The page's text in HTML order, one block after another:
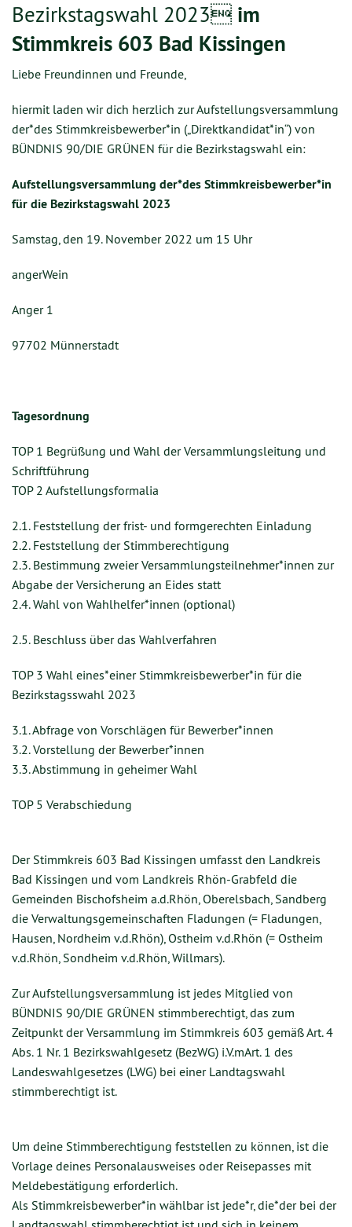
Bezirkstagswahl 2023 im
Stimmkreis 603 Bad Kissingen
Liebe Freundinnen und Freunde,
hiermit laden wir dich herzlich zur Aufstellungsversammlung
der*des Stimmkreisbewerber*in („Direktkandidat*in“) von
BÜNDNIS 90/DIE GRÜNEN für die Bezirkstagswahl ein:
Aufstellungsversammlung der*des Stimmkreisbewerber*in
für die Bezirkstagswahl 2023
Samstag, den 19. November 2022 um 15 Uhr
angerWein
Anger 1
97702 Münnerstadt
Tagesordnung
TOP 1 Begrüßung und Wahl der Versammlungsleitung und
Schriftführung
TOP 2 Aufstellungsformalia
2.1. Feststellung der frist- und formgerechten Einladung
2.2. Feststellung der Stimmberechtigung
2.3. Bestimmung zweier Versammlungsteilnehmer*innen zur
Abgabe der Versicherung an Eides statt
2.4. Wahl von Wahlhelfer*innen (optional)
2.5. Beschluss über das Wahlverfahren
TOP 3 Wahl eines*einer Stimmkreisbewerber*in für die
Bezirkstagsswahl 2023
3.1. Abfrage von Vorschlägen für Bewerber*innen
3.2. Vorstellung der Bewerber*innen
3.3. Abstimmung in geheimer Wahl
TOP 5 Verabschiedung
Der Stimmkreis 603 Bad Kissingen umfasst den Landkreis
Bad Kissingen und vom Landkreis Rhön-Grabfeld die
Gemeinden Bischofsheim a.d.Rhön, Oberelsbach, Sandberg
die Verwaltungsgemeinschaften Fladungen (= Fladungen,
Hausen, Nordheim v.d.Rhön), Ostheim v.d.Rhön (= Ostheim
v.d.Rhön, Sondheim v.d.Rhön, Willmars).
Zur Aufstellungsversammlung ist jedes Mitglied von
BÜNDNIS 90/DIE GRÜNEN stimmberechtigt, das zum
Zeitpunkt der Versammlung im Stimmkreis 603 gemäß Art. 4
Abs. 1 Nr. 1 Bezirkswahlgesetz (BezWG) i.V.mArt. 1 des
Landeswahlgesetzes (LWG) bei einer Landtagswahl
stimmberechtigt ist.
Um deine Stimmberechtigung feststellen zu können, ist die
Vorlage deines Personalausweises oder Reisepasses mit
Meldebestätigung erforderlich.
Als Stimmkreisbewerber*in wählbar ist jede*r, die*der bei der